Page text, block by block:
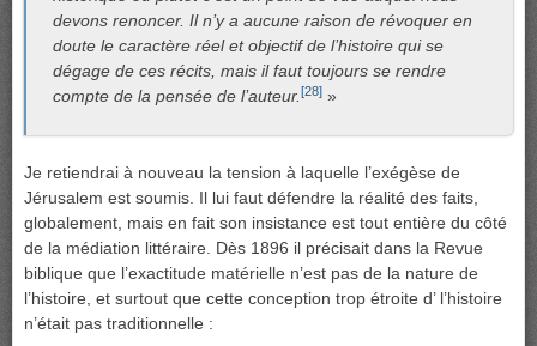
devons renoncer. Il n’y a aucune raison de révoquer en
doute le caractère réel et objectif de l’histoire qui se
dégage de ces récits, mais il faut toujours se rendre
compte de la pensée de l’auteur.[28] »
Je retiendrai à nouveau la tension à laquelle l’exégèse de
Jérusalem est soumis. Il lui faut défendre la réalité des faits,
globalement, mais en fait son insistance est tout entière du côté
de la médiation littéraire. Dès 1896 il précisait dans la Revue
biblique que l’exactitude matérielle n’est pas de la nature de
l’histoire, et surtout que cette conception trop étroite d’ l’histoire
n’était pas traditionnelle :